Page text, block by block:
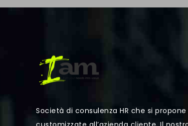
Società di consulenza HR che si